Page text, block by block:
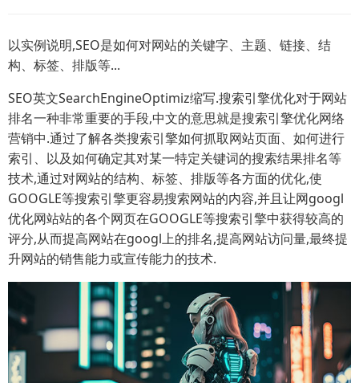
以实例说明,SEO是如何对网站的关键字、主题、链接、结
构、标签、排版等...
SEO英文SearchEngineOptimiz缩写.搜索引擎优化对于网站
排名一种非常重要的手段,中文的意思就是搜索引擎优化网络
营销中.通过了解各类搜索引擎如何抓取网站页面、如何进行
索引、以及如何确定其对某一特定关键词的搜索结果排名等
技术,通过对网站的结构、标签、排版等各方面的优化,使
GOOGLE等搜索引擎更容易搜索网站的内容,并且让网googl
优化网站站的各个网页在GOOGLE等搜索引擎中获得较高的
评分,从而提高网站在googl上的排名,提高网站访问量,最终提
升网站的销售能力或宣传能力的技术.